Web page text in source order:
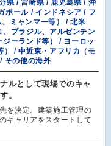
県 / 宮崎県 / 鹿児島県 / 沖
ポール / インドネシア / フ
ミャンマー等） / 北米
、ブラジル、アルゼンチン
ーランド等） / ヨーロッ
） / 中近東・アフリカ（モ
その他の海外
ルとして現場でのキャ
。
を決定。建築施工管理の
キャリアをスタートして